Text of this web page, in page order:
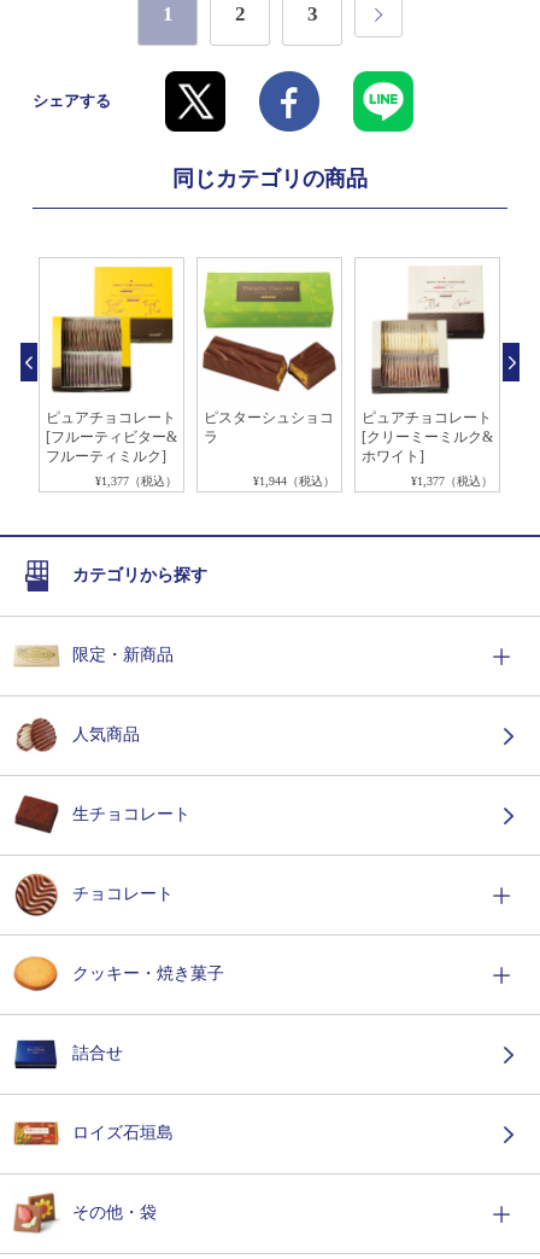
1 2 3
シェアする
同じカテゴリの商品
ピュアチョコレート
[フルーティビター&
フルーティミルク]
¥1,377（税込）
ピスターシュショコ
ラ
¥1,944（税込）
ピュアチョコレート
[クリーミーミルク&
ホワイト]
¥1,377（税込）
カテゴリから探す
限定・新商品
人気商品
生チョコレート
チョコレート
クッキー・焼き菓子
詰合せ
ロイズ石垣島
その他・袋